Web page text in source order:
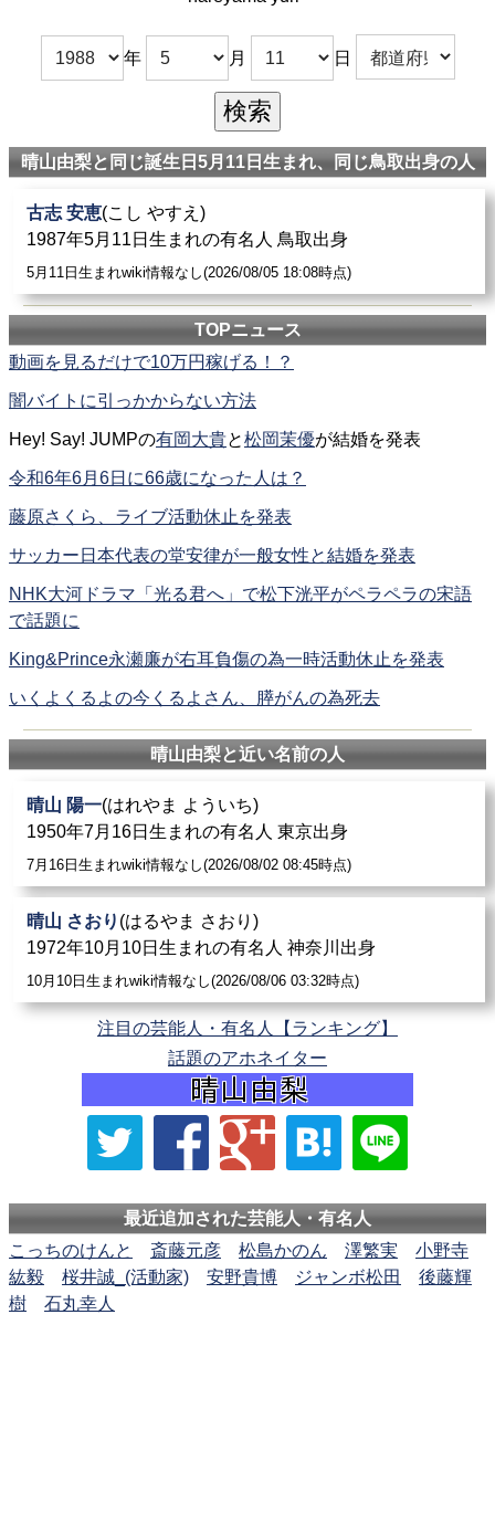
年 月 日
晴山由梨と同じ誕生日5月11日生まれ、同じ鳥取出身の人
古志 安恵(こし やすえ)
1987年5月11日生まれの有名人 鳥取出身
5月11日生まれwiki情報なし(2026/08/05 18:08時点)
TOPニュース
動画を見るだけで10万円稼げる！？
闇バイトに引っかからない方法
Hey! Say! JUMPの有岡大貴と松岡茉優が結婚を発表
令和6年6月6日に66歳になった人は？
藤原さくら、ライブ活動休止を発表
サッカー日本代表の堂安律が一般女性と結婚を発表
NHK大河ドラマ「光る君へ」で松下洸平がペラペラの宋語
で話題に
King&Prince永瀬廉が右耳負傷の為一時活動休止を発表
いくよくるよの今くるよさん、膵がんの為死去
晴山由梨と近い名前の人
晴山 陽一(はれやま よういち)
1950年7月16日生まれの有名人 東京出身
7月16日生まれwiki情報なし(2026/08/02 08:45時点)
晴山 さおり (はるやま さおり)
1972年10月10日生まれの有名人 神奈川出身
10月10日生まれwiki情報なし(2026/08/06 03:32時点)
注目の芸能人・有名人【ランキング】
話題のアホネイター
最近追加された芸能人・有名人
こっちのけんと
斎藤元彦 松島かのん 澤繁実
小野寺
紘毅
桜井誠_(活動家) 安野貴博 ジャンボ松田
後藤輝
樹
石丸幸人